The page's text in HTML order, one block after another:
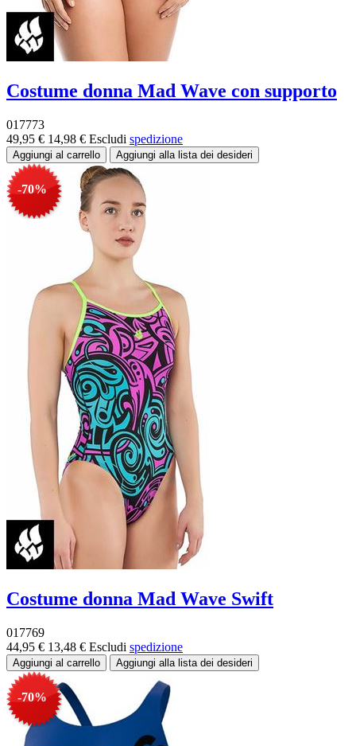
Costume donna Mad Wave con supporto
017773
49,95 € 14,98 € Escludi spedizione
-70%
Costume donna Mad Wave Swift
017769
44,95 € 13,48 € Escludi spedizione
-70%